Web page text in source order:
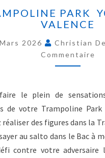
PARK
VALENCE
2026 Christian
Commentaire
le plein de
de votre Trampoline Park
réaliser des figures dans la
au salto dans le Bac à
contre votre adversaire